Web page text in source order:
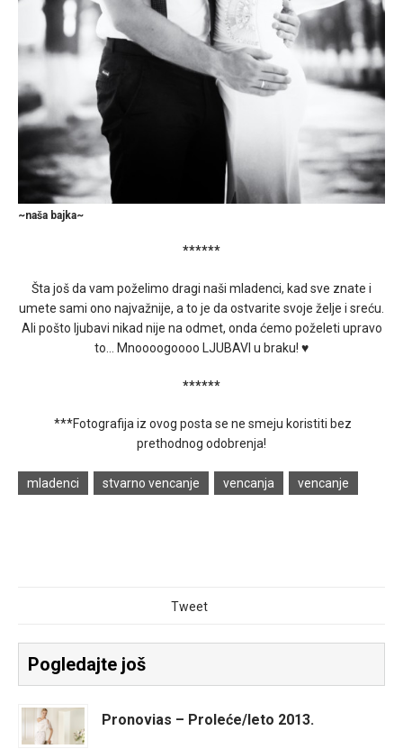
~naša bajka~
******
Šta još da vam poželimo dragi naši mladenci, kad sve znate i
umete sami ono najvažnije, a to je da ostvarite svoje želje i sreću.
Ali pošto ljubavi nikad nije na odmet, onda ćemo poželeti upravo
to… Mnoooogoooo LJUBAVI u braku! ♥
******
***Fotografija iz ovog posta se ne smeju koristiti bez
prethodnog odobrenja!
mladenci stvarno vencanje vencanja vencanje
Tweet
Pogledajte još
Pronovias – Proleće/leto 2013.